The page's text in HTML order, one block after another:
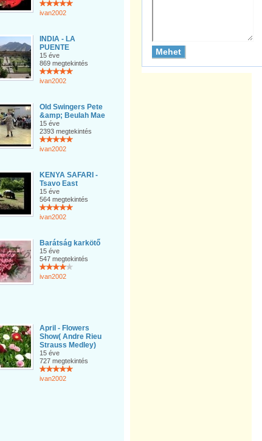
ivan2002
INDIA - LA
PUENTE
15 éve
869 megtekintés
ivan2002
Old Swingers Pete
&amp; Beulah Mae
15 éve
2393 megtekintés
ivan2002
KENYA SAFARI -
Tsavo East
15 éve
564 megtekintés
ivan2002
Barátság karkötő
15 éve
547 megtekintés
ivan2002
April - Flowers
Show( Andre Rieu
Strauss Medley)
15 éve
727 megtekintés
ivan2002